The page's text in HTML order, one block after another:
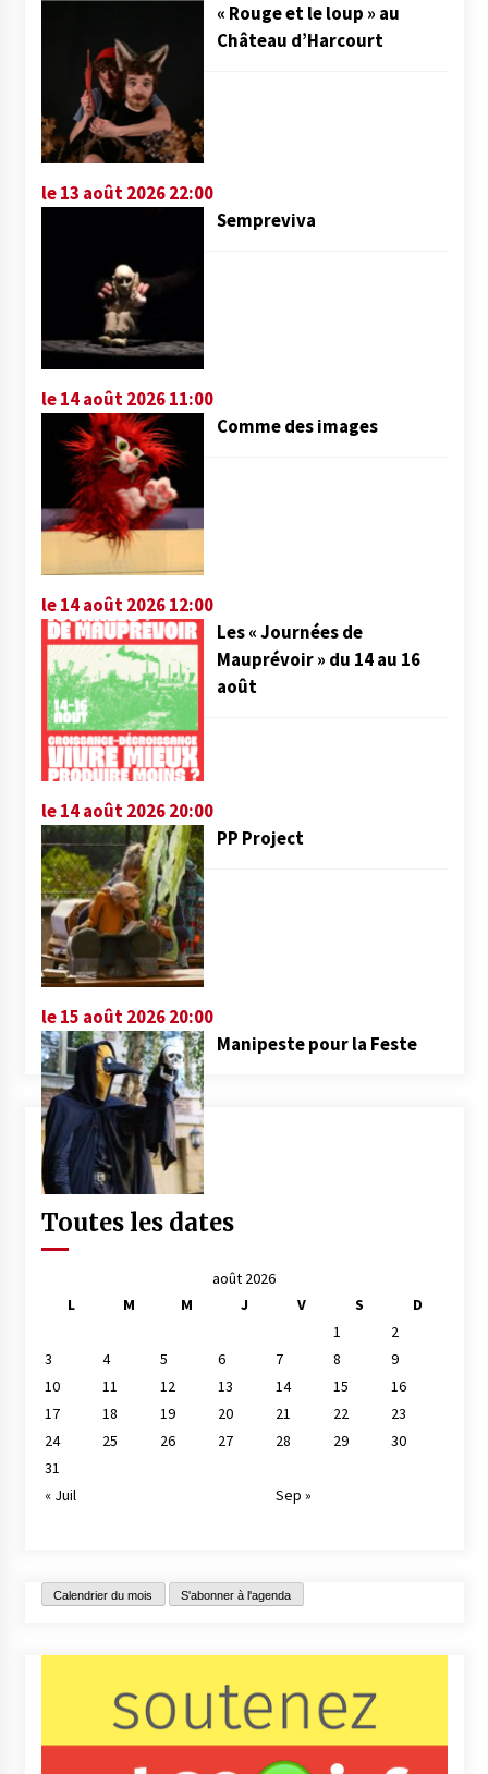
« Rouge et le loup » au
Château d’Harcourt
le 13 août 2026 22:00
Sempreviva
le 14 août 2026 11:00
Comme des images
le 14 août 2026 12:00
Les « Journées de
Mauprévoir » du 14 au 16
août
le 14 août 2026 20:00
PP Project
le 15 août 2026 20:00
Manipeste pour la Feste
Toutes les dates
août 2026
L
M M J V S
D
1
2
3
4 5 6 7 8
9
10
11 12 13 14 15
16
17
18 19 20 21 22
23
24
25 26 27 28 29
30
31
« Juil
Sep »
Calendrier du mois S'abonner à l'agenda